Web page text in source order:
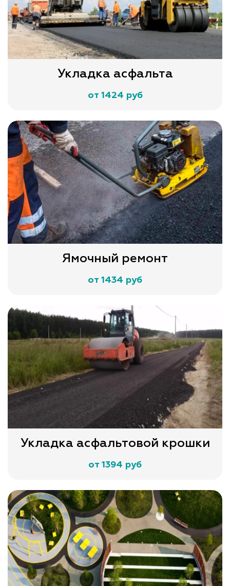
Укладка асфальта
от 1424 руб
Ямочный ремонт
от 1434 руб
Укладка асфальтовой крошки
от 1394 руб